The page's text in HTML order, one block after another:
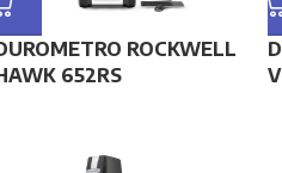
ROCKWELL
652RS